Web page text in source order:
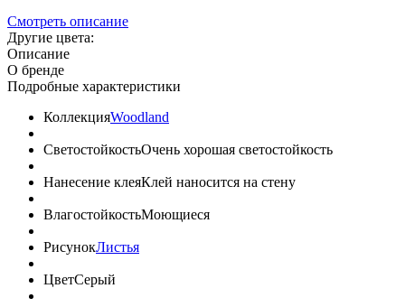
Смотреть описание
Другие цвета:
Описание
О бренде
Подробные характеристики
КоллекцияWoodland
СветостойкостьОчень хорошая светостойкость
Нанесение клеяКлей наносится на стену
ВлагостойкостьМоющиеся
РисунокЛистья
ЦветСерый